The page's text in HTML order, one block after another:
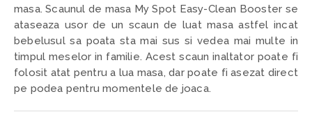
masa. Scaunul de masa My Spot Easy-Clean Booster se
ataseaza usor de un scaun de luat masa astfel incat
bebelusul sa poata sta mai sus si vedea mai multe in
timpul meselor in familie. Acest scaun inaltator poate fi
folosit atat pentru a lua masa, dar poate fi asezat direct
pe podea pentru momentele de joaca.